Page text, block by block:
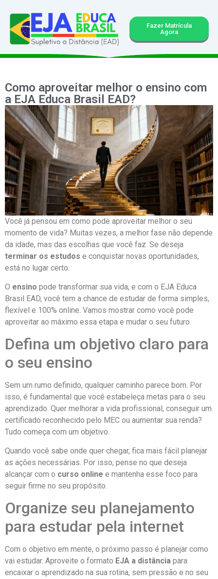
Fazer Matrícula
Agora
Como aproveitar melhor o ensino com
a EJA Educa Brasil EAD?
Você já pensou em como pode aproveitar melhor o seu
momento de vida? Muitas vezes, a melhor fase não depende
da idade, mas das escolhas que você faz. Se deseja
terminar os estudos e conquistar novas oportunidades,
está no lugar certo.
O ensino pode transformar sua vida, e com o EJA Educa
Brasil EAD, você tem a chance de estudar de forma simples,
flexível e 100% online. Vamos mostrar como você pode
aproveitar ao máximo essa etapa e mudar o seu futuro.
Defina um objetivo claro para
o seu ensino
Sem um rumo definido, qualquer caminho parece bom. Por
isso, é fundamental que você estabeleça metas para o seu
aprendizado. Quer melhorar a vida profissional, conseguir um
certificado reconhecido pelo MEC ou aumentar sua renda?
Tudo começa com um objetivo.
Quando você sabe onde quer chegar, fica mais fácil planejar
as ações necessárias. Por isso, pense no que deseja
alcançar com o curso online e mantenha esse foco para
seguir firme no seu propósito.
Organize seu planejamento
para estudar pela internet
Com o objetivo em mente, o próximo passo é planejar como
vai estudar. Aproveite o formato EJA a distância para
encaixar o aprendizado na sua rotina, sem pressão e no seu